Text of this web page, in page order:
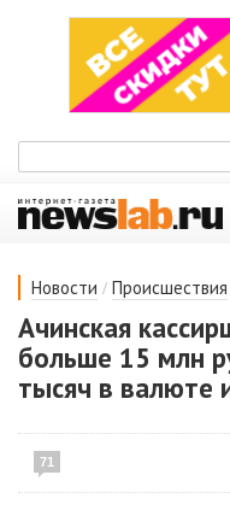
Новости / Происшествия
Ачинская
больше 15 млн
тысяч в валюте
71